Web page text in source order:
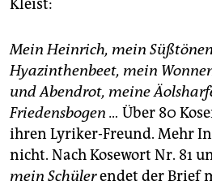
Kleist:
Mein Heinrich, mein
Hyazinthenbeet, mein
und Abendrot, meine
Friedensbogen … Über 80
ihren Lyriker-Freund. Mehr
nicht. Nach Kosewort Nr. 81
mein Schülerendet der Brief